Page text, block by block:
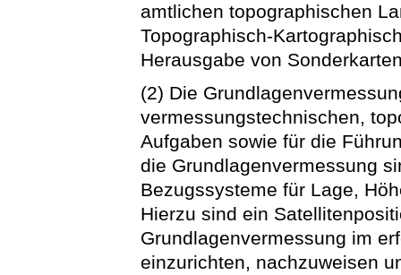
amtlichen topographischen
Topographisch-
Herausgabe von
(2) Die
vermessungstechnischen,
Aufgaben sowie für die
die Grundlagenvermessung
Bezugssysteme für Lage,
Hierzu sind ein
Grundlagenvermessung im
einzurichten, nachzuweisen